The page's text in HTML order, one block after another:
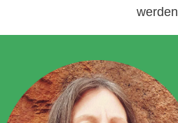
werden